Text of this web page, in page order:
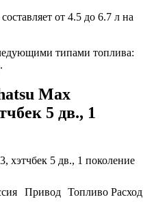
от 4.5 до 6.7 л на
типами топлива:
Max
5 дв., 1
Привод Топливо Расход